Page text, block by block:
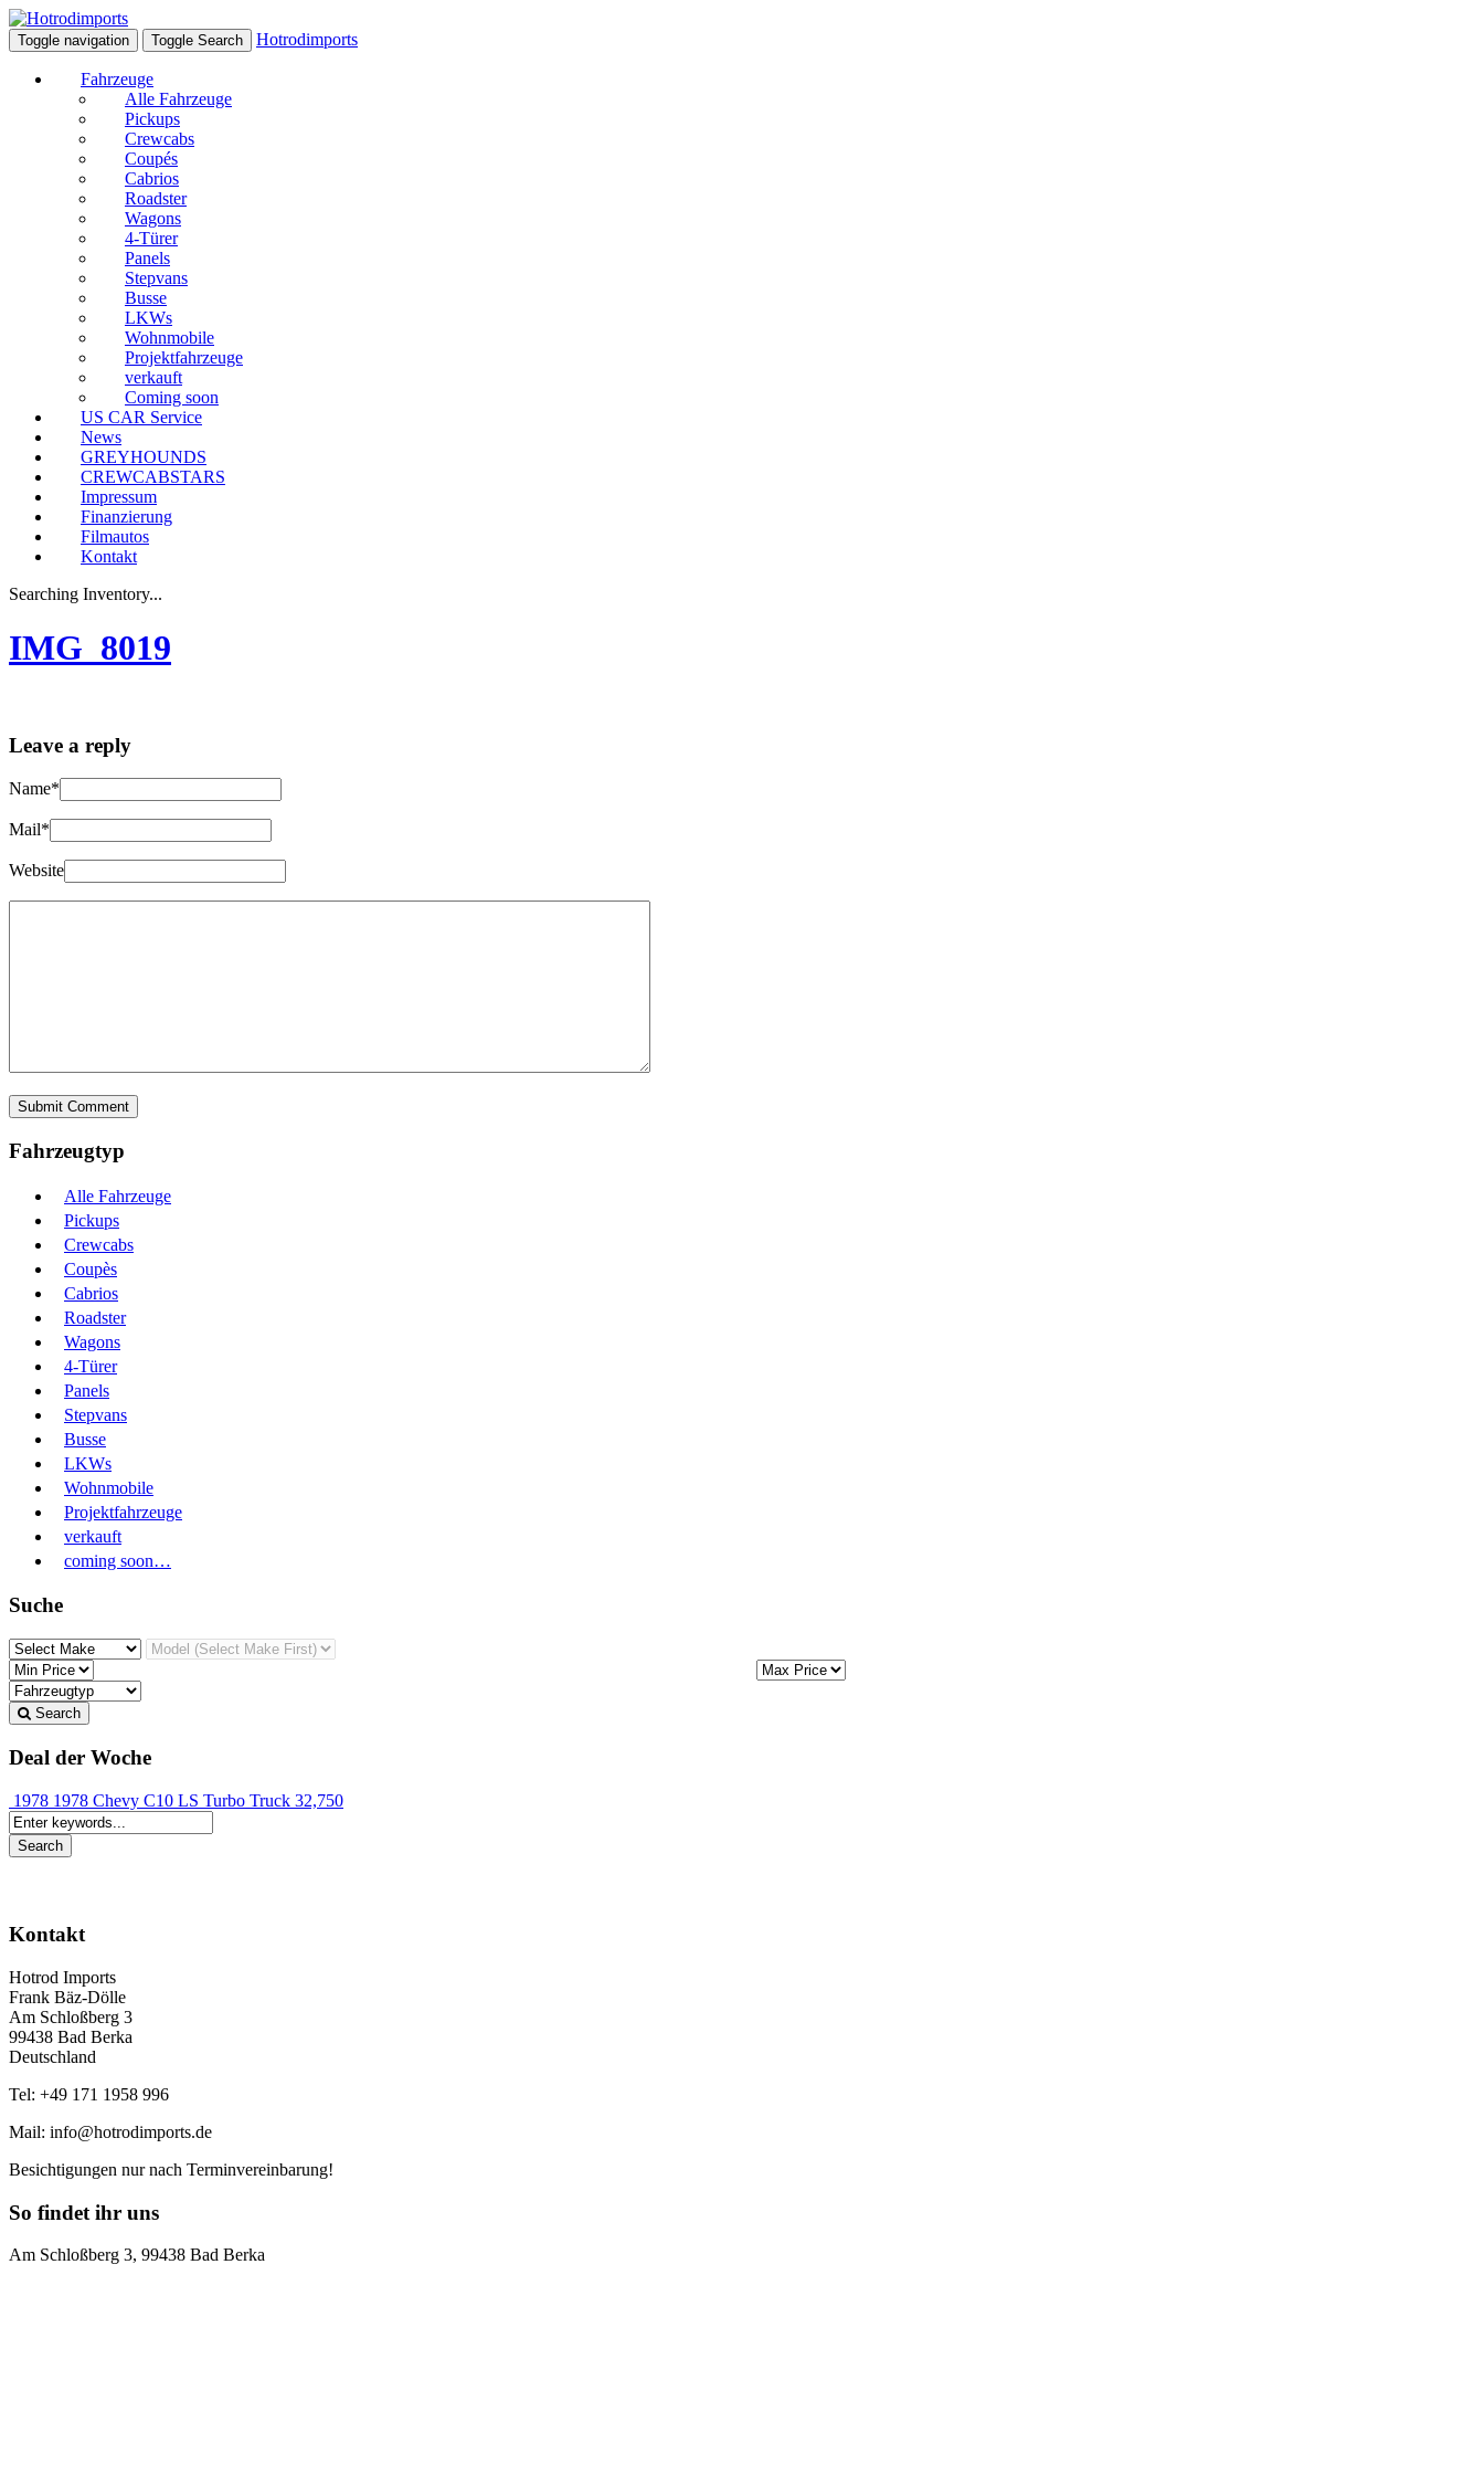
Toggle navigation Toggle Search Hotrodimports
Fahrzeuge
Alle Fahrzeuge
Pickups
Crewcabs
Coupés
Cabrios
Roadster
Wagons
4-Türer
Panels
Stepvans
Busse
LKWs
Wohnmobile
Projektfahrzeuge
verkauft
Coming soon
US CAR Service
News
GREYHOUNDS
CREWCABSTARS
Impressum
Finanzierung
Filmautos
Kontakt
Searching Inventory...
IMG_8019
Leave a reply
Name*
Mail*
Website
Fahrzeugtyp
Alle Fahrzeuge
Pickups
Crewcabs
Coupès
Cabrios
Roadster
Wagons
4-Türer
Panels
Stepvans
Busse
LKWs
Wohnmobile
Projektfahrzeuge
verkauft
coming soon…
Suche
Search
Deal der Woche
1978 1978 Chevy C10 LS Turbo Truck 32,750
Kontakt
Hotrod Imports
Frank Bäz-Dölle
Am Schloßberg 3
99438 Bad Berka
Deutschland
Tel: +49 171 1958 996
Mail: info@hotrodimports.de
Besichtigungen nur nach Terminvereinbarung!
So findet ihr uns
Am Schloßberg 3, 99438 Bad Berka